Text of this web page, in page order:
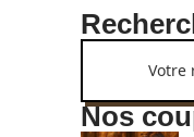
Nos